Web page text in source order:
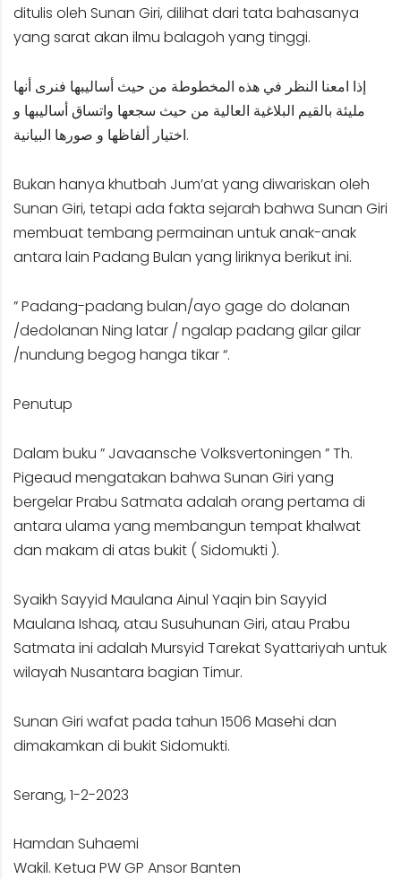
ditulis oleh Sunan Giri, dilihat dari tata bahasanya
yang sarat akan ilmu balagoh yang tinggi.
إذا امعنا النظر في هذه المخطوطة من حيث أساليبها فنرى أنها
مليئة بالقيم البلاغية العالية من حيث سجعها واتساق أساليبها و
اختيار ألفاظها و صورها البيانية.
Bukan hanya khutbah Jum’at yang diwariskan oleh
Sunan Giri, tetapi ada fakta sejarah bahwa Sunan Giri
membuat tembang permainan untuk anak-anak
antara lain Padang Bulan yang liriknya berikut ini.
” Padang-padang bulan/ayo gage do dolanan
/dedolanan Ning latar / ngalap padang gilar gilar
/nundung begog hanga tikar “.
Penutup
Dalam buku ” Javaansche Volksvertoningen ” Th.
Pigeaud mengatakan bahwa Sunan Giri yang
bergelar Prabu Satmata adalah orang pertama di
antara ulama yang membangun tempat khalwat
dan makam di atas bukit ( Sidomukti ).
Syaikh Sayyid Maulana Ainul Yaqin bin Sayyid
Maulana Ishaq, atau Susuhunan Giri, atau Prabu
Satmata ini adalah Mursyid Tarekat Syattariyah untuk
wilayah Nusantara bagian Timur.
Sunan Giri wafat pada tahun 1506 Masehi dan
dimakamkan di bukit Sidomukti.
Serang, 1-2-2023
Hamdan Suhaemi
Wakil. Ketua PW GP Ansor Banten